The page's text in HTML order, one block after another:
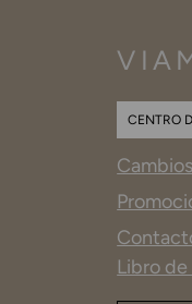
CENTRO
Libro